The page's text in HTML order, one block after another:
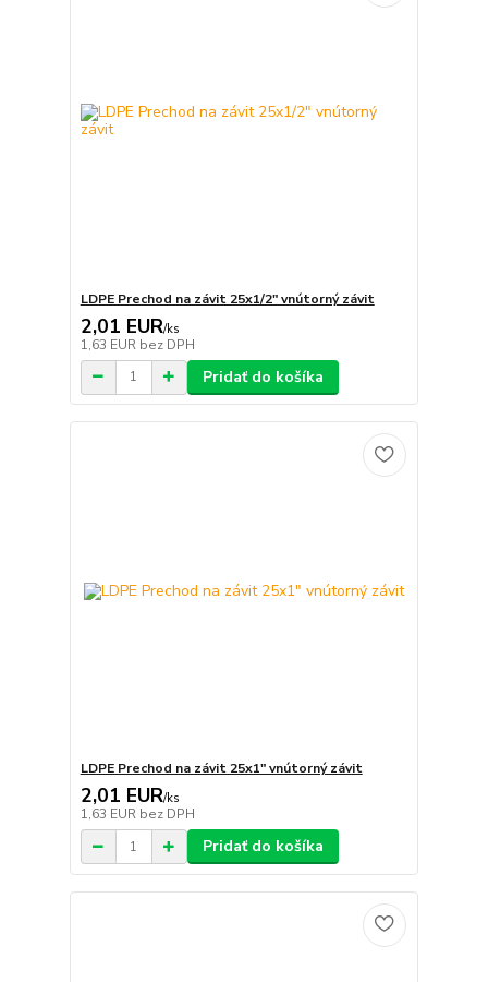
LDPE Prechod na závit 25x1/2" vnútorný závit
2,01 EUR/ks
1,63 EUR bez DPH
Pridať do košíka
LDPE Prechod na závit 25x1" vnútorný závit
2,01 EUR/ks
1,63 EUR bez DPH
Pridať do košíka